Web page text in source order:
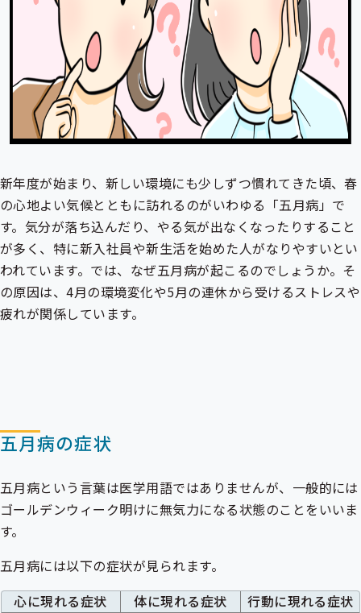
新年度が始まり、新しい環境にも少しずつ慣れてきた頃、春
の心地よい気候とともに訪れるのがいわゆる「五月病」で
す。気分が落ち込んだり、やる気が出なくなったりすること
が多く、特に新入社員や新生活を始めた人がなりやすいとい
われています。では、なぜ五月病が起こるのでしょうか。そ
の原因は、4月の環境変化や5月の連休から受けるストレスや
疲れが関係しています。
五月病の症状
五月病という言葉は医学用語ではありませんが、一般的には
ゴールデンウィーク明けに無気力になる状態のことをいいま
す。
五月病には以下の症状が見られます。
心に現れる症状
体に現れる症状 行動に現れる症状